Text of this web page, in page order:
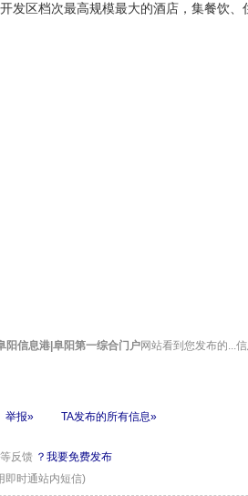
发区档次最高规模最大的酒店，集餐饮
阳信息港|阜阳第一综合门户网站看到您发布的...
举报» TA发布的所有信息»
反馈 ？我要免费发布
即时通站内短信)